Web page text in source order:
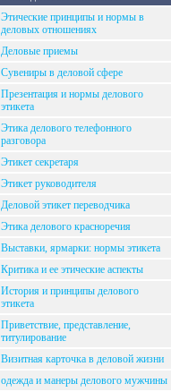
Этические принципы и нормы в
деловых отношениях
Деловые приемы
Сувениры в деловой сфере
Презентация и нормы делового
этикета
Этика делового телефонного
разговора
Этикет секретаря
Этикет руководителя
Деловой этикет переводчика
Этика делового красноречия
Выставки, ярмарки: нормы этикета
Критика и ее этические аспекты
История и принципы делового
этикета
Приветствие, представление,
титулирование
Визитная карточка в деловой жизни
одежда и манеры делового мужчины